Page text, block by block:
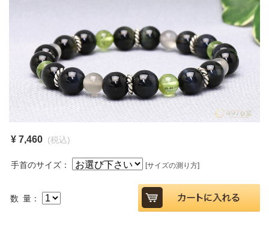
¥ 7,460 (税込)
手首のサイズ： [サイズの測り方]
数 量：